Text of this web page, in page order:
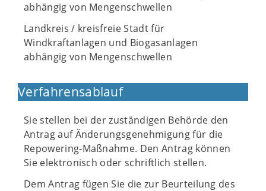
abhängig von Mengenschwellen
Landkreis / kreisfreie Stadt für
Windkraftanlagen und Biogasanlagen
abhängig von Mengenschwellen
Verfahrensablauf
Sie stellen bei der zuständigen Behörde den
Antrag auf Änderungsgenehmigung für die
Repowering-Maßnahme. Den Antrag können
Sie elektronisch oder schriftlich stellen.
Dem Antrag fügen Sie die zur Beurteilung des